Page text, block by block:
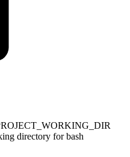
directory for bash